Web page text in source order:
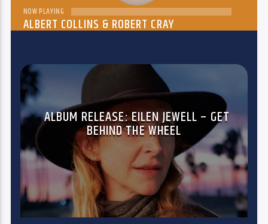
NOW PLAYING
ALBERT COLLINS & ROBERT CRAY
ALBUM RELEASE: EILEN JEWELL – GET
BEHIND THE WHEEL